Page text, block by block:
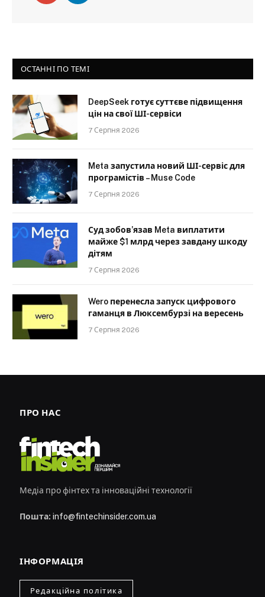
ОСТАННІ ПО ТЕМІ
DeepSeek готує суттєве підвищення
цін на свої ШІ-сервіси
7 Серпня 2026
Meta запустила новий ШІ-сервіс для
програмістів – Muse Code
7 Серпня 2026
Суд зобов’язав Meta виплатити
майже $1 млрд через завдану шкоду
дітям
7 Серпня 2026
Wero перенесла запуск цифрового
гаманця в Люксембурзі на вересень
7 Серпня 2026
ПРО НАС
Медіа про фінтех та інноваційні технології
Пошта: info@fintechinsider.com.ua
ІНФОРМАЦІЯ
Редакційна політика